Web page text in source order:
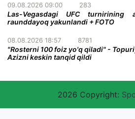
09.08.2026 09:00 283
Las-Vegasdagi UFC
raunddayoq yakunlandi + FOTO
08.08.2026 18:57 8781
"Rosterni 100 foiz yo'q qiladi" -
Azizni keskin tanqid qildi
2026 Copyright: